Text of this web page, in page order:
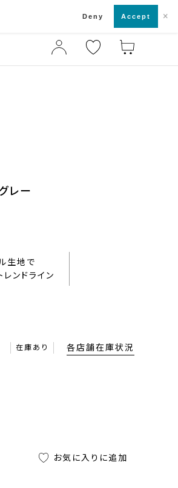
レー
生地で
レンドライン
在庫あり 各店舗在庫状況
お気に入りに追加
Deny Accept ×